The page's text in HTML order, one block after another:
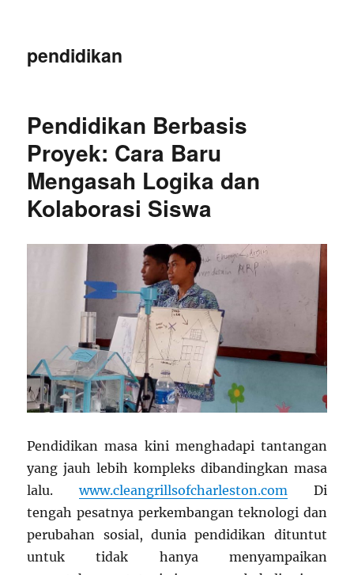
pendidikan
Pendidikan Berbasis
Proyek: Cara Baru
Mengasah Logika dan
Kolaborasi Siswa
Pendidikan masa kini menghadapi tantangan
yang jauh lebih kompleks dibandingkan masa
lalu.www.cleangrillsofcharleston.com Di
tengah pesatnya perkembangan teknologi dan
perubahan sosial, dunia pendidikan dituntut
untuk tidak hanya menyampaikan